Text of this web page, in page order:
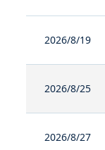
2026/8/19
2026/8/25
2026/8/27